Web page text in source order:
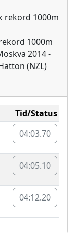
rekord 1000m
1000m
2014 -
(NZL)
Tid/Status
04:03.70
04:05.10
04:12.20